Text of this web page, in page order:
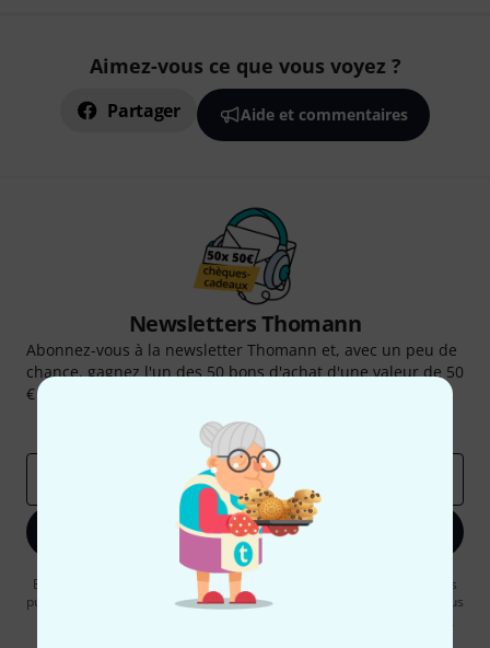
Aimez-vous ce que vous voyez ?
Partager Aide et commentaires
Newsletters Thomann
Abonnez-vous à la newsletter Thomann et, avec un peu de
chance, gagnez l'un des 50 bons d'achat d'une valeur de 50
€ chacun!
Articles inspirants
Deals
S'inscrire maintenant
En cliquant sur "S'inscrire maintenant", vous acceptez de recevoir des
publicités par e-mail. La désinscription est possible à tout moment. Vous